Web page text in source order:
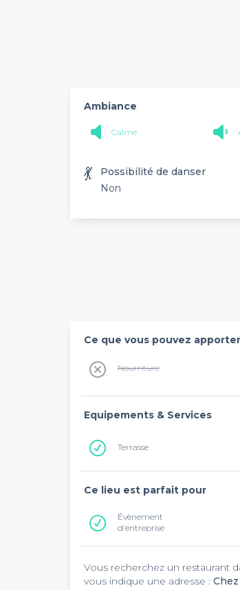
Ambiance
Calme
💃
Possibilité de danser
Non
Ce que vous pouvez apporter
Nourriture
Equipements & Services
Terrasse
Ce lieu est parfait pour
Évènement
d'entreprise
Vous recherchez un restaurant dansant ou un
vous indique une adresse :